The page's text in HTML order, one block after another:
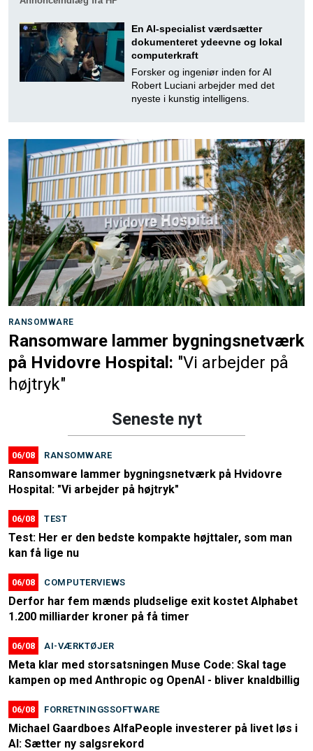
En AI-specialist værdsætter
dokumenteret ydeevne og lokal
computerkraft
Forsker og ingeniør inden for AI
Robert Luciani arbejder med det
nyeste i kunstig intelligens.
RANSOMWARE
Ransomware lammer bygningsnetværk
på Hvidovre Hospital: "Vi arbejder på
højtryk"
Seneste nyt
06/08 RANSOMWARE
Ransomware lammer bygningsnetværk på Hvidovre
Hospital: "Vi arbejder på højtryk"
06/08 TEST
Test: Her er den bedste kompakte højttaler, som man
kan få lige nu
06/08 COMPUTERVIEWS
Derfor har fem mænds pludselige exit kostet Alphabet
1.200 milliarder kroner på få timer
06/08 AI-VÆRKTØJER
Meta klar med storsatsningen Muse Code: Skal tage
kampen op med Anthropic og OpenAI - bliver knaldbillig
06/08 FORRETNINGSSOFTWARE
Michael Gaardboes AlfaPeople investerer på livet løs i
AI: Sætter ny salgsrekord